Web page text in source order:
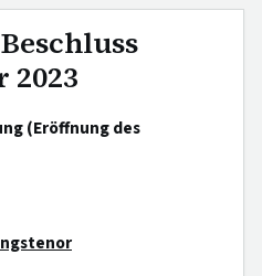
2023
(Eröffnung des